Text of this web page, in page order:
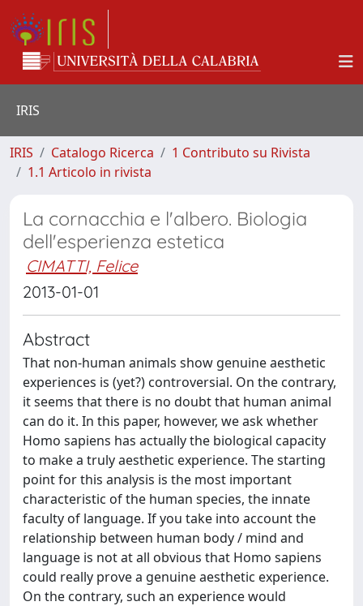
IRIS
IRIS Catalogo Ricerca
1 Contributo su Rivista
1.1 Articolo in rivista
La cornacchia e l'albero. Biologia
dell'esperienza estetica
CIMATTI, Felice
2013-01-01
Abstract
That non-human animals show genuine aesthetic
experiences is (yet?) controversial. On the contrary,
it seems that there is no doubt that human animal
can do it. In this paper, however, we ask whether
Homo sapiens has actually the biological capacity
to make a truly aesthetic experience. The starting
point for this analysis is the most important
characteristic of the human species, the innate
faculty of language. If you take into account the
relationship between human body / mind and
language is not at all obvious that Homo sapiens
could really prove a genuine aesthetic experience.
On the contrary, such an experience would